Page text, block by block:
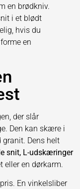
en brødkniv.
i et blødt
hvis du
en
der slår
Den kan skære i
Dens helt
snit, L-udskæringer
en dørkarm.
En vinkelsliber